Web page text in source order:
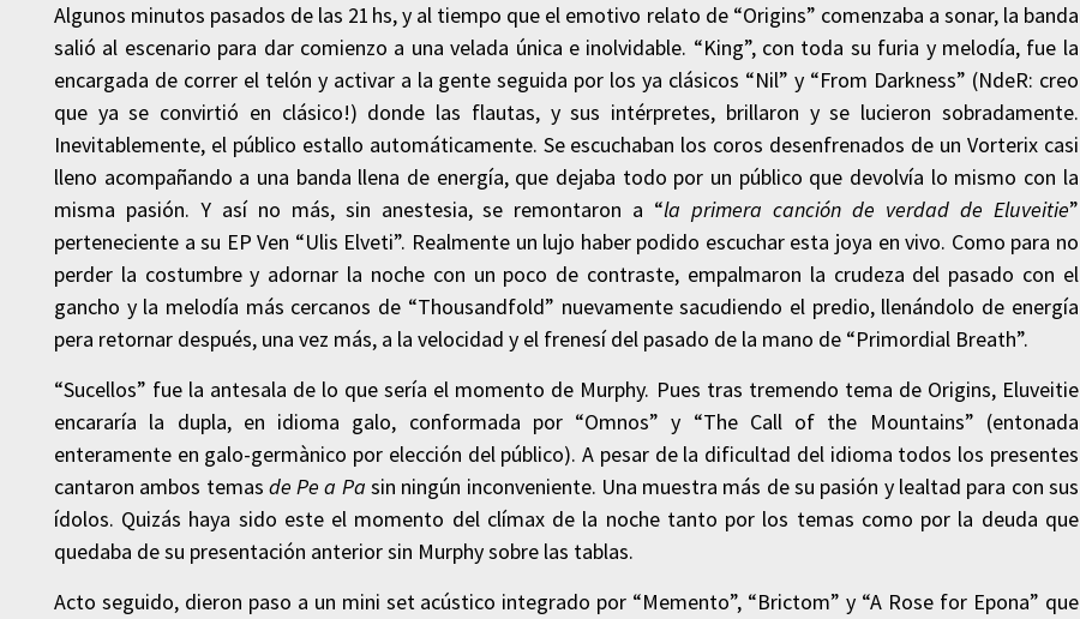
Algunos minutos pasados de las 21 hs, y al tiempo que el emotivo relato de “Origins” comenzaba a sonar, la banda
salió al escenario para dar comienzo a una velada única e inolvidable. “King”, con toda su furia y melodía, fue la
encargada de correr el telón y activar a la gente seguida por los ya clásicos “Nil” y “From Darkness” (NdeR: creo
que ya se convirtió en clásico!) donde las flautas, y sus intérpretes, brillaron y se lucieron sobradamente.
Inevitablemente, el público estallo automáticamente. Se escuchaban los coros desenfrenados de un Vorterix casi
lleno acompañando a una banda llena de energía, que dejaba todo por un público que devolvía lo mismo con la
misma pasión. Y así no más, sin anestesia, se remontaron a “la primera canción de verdad de Eluveitie”
perteneciente a su EP Ven “Ulis Elveti”. Realmente un lujo haber podido escuchar esta joya en vivo. Como para no
perder la costumbre y adornar la noche con un poco de contraste, empalmaron la crudeza del pasado con el
gancho y la melodía más cercanos de “Thousandfold” nuevamente sacudiendo el predio, llenándolo de energía
pera retornar después, una vez más, a la velocidad y el frenesí del pasado de la mano de “Primordial Breath”.
“Sucellos” fue la antesala de lo que sería el momento de Murphy. Pues tras tremendo tema de Origins, Eluveitie
encararía la dupla, en idioma galo, conformada por “Omnos” y “The Call of the Mountains” (entonada
enteramente en galo-germànico por elección del público). A pesar de la dificultad del idioma todos los presentes
cantaron ambos temas de Pe a Pasin ningún inconveniente. Una muestra más de su pasión y lealtad para con sus
ídolos. Quizás haya sido este el momento del clímax de la noche tanto por los temas como por la deuda que
quedaba de su presentación anterior sin Murphy sobre las tablas.
Acto seguido, dieron paso a un mini set acústico integrado por “Memento”, “Brictom” y “A Rose for Epona” que